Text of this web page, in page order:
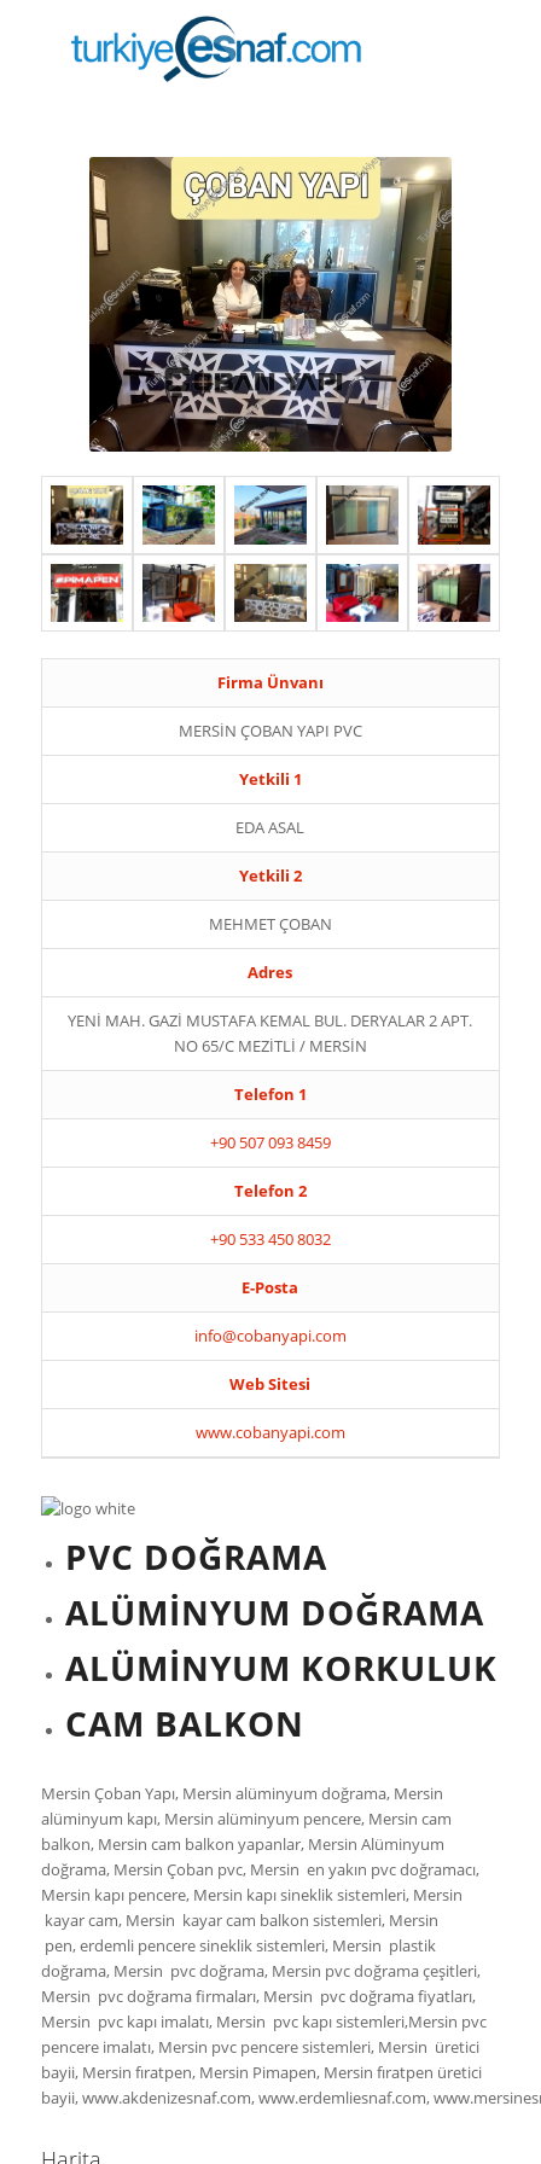
Firma Ünvanı
MERSİN ÇOBAN YAPI PVC
Yetkili 1
EDA ASAL
Yetkili 2
MEHMET ÇOBAN
Adres
YENİ MAH. GAZİ MUSTAFA KEMAL BUL. DERYALAR 2 APT.
NO 65/C MEZİTLİ / MERSİN
Telefon 1
+90 507 093 8459
Telefon 2
+90 533 450 8032
E-Posta
info@cobanyapi.com
Web Sitesi
www.cobanyapi.com
PVC DOĞRAMA
ALÜMİNYUM DOĞRAMA
ALÜMİNYUM KORKULUK
CAM BALKON
Mersin Çoban Yapı, Mersin alüminyum doğrama, Mersin
alüminyum kapı, Mersin alüminyum pencere, Mersin cam
balkon, Mersin cam balkon yapanlar, Mersin Alüminyum
doğrama, Mersin Çoban pvc, Mersin en yakın pvc doğramacı,
Mersin kapı pencere, Mersin kapı sineklik sistemleri, Mersin
kayar cam, Mersin kayar cam balkon sistemleri, Mersin
pen, erdemli pencere sineklik sistemleri, Mersin plastik
doğrama, Mersin pvc doğrama, Mersin pvc doğrama çeşitleri,
Mersin pvc doğrama firmaları, Mersin pvc doğrama fiyatları,
Mersin pvc kapı imalatı, Mersin pvc kapı sistemleri,Mersin pvc
pencere imalatı, Mersin pvc pencere sistemleri, Mersin üretici
bayii, Mersin fıratpen, Mersin Pimapen, Mersin fıratpen üretici
bayii, www.akdenizesnaf.com, www.erdemliesnaf.com,